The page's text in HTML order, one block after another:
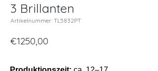
3 Brillanten
Artikelnummer: TL5832PT
€1250,00